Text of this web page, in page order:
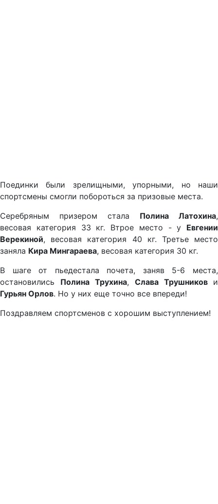
Поединки были зрелищными, упорными, но наши
спортсмены смогли побороться за призовые места.
Серебряным призером стала Полина Латохина,
весовая категория 33 кг. Втрое место - у Евгении
Верекиной, весовая категория 40 кг. Третье место
заняла Кира Мингараева, весовая категория 30 кг.
В шаге от пьедестала почета, заняв 5-6 места,
остановились Полина Трухина, Слава Трушников и
Гурьян Орлов. Но у них еще точно все впереди!
Поздравляем спортсменов с хорошим выступлением!